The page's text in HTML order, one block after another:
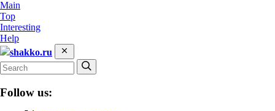
Main
Top
Interesting
Help
shakko.ru
Follow us: